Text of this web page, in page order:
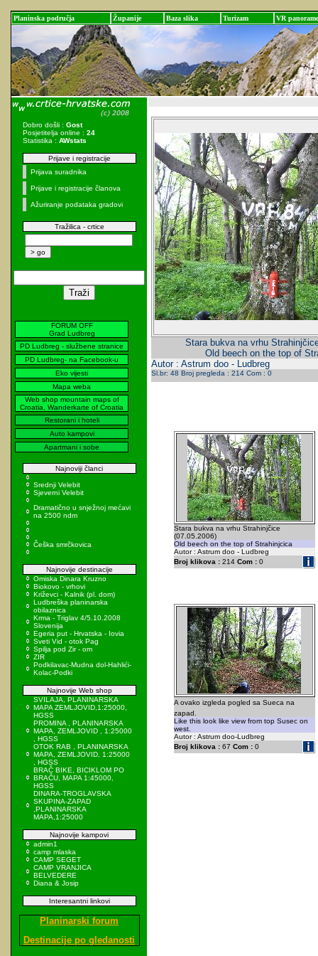
Planinska područja Županije Baza slika Turizam VR panorame
Dobro došli : Gost
Posjetitelja online : 24
Statistika : AWstats
Prijave i registracije
Prijava suradnika
Prijave i registracije članova
Ažuriranje podataka gradovi
Tražilica - crtice
FORUM OFF
Grad Ludbreg
PD Ludbreg - službene stranice
PD Ludbreg- na Facebook-u
Eko vijesti
Mapa weba
Web shop mountain maps of
Croatia, Wanderkarte of Croatia
Restorani i hoteli
Auto kampovi
Apartmani i sobe
Najnoviji članci
Srednji Velebit
Sjeverni Velebit
Dramatično u snježnoj mećavi
na 2500 ndm
Češka smrčkovica
Najnovije destinacije
Omiska Dinara Kruzno
Biokovo - vrhovi
Križevci - Kalnik (pl. dom)
Ludbreška planinarska
obilaznica
Krma - Triglav 4/5.10.2008
Slovenija
Egeria put - Hrvatska - Iovia
Sveti Vid - otok Pag
Spilja pod Zir - om
ZIR
Podkilavac-Mudna dol-Hahlići-
Kolac-Podki
Najnovije Web shop
SVILAJA, PLANINARSKA
MAPA ZEMLJOVID,1:25000,
HGSS
PROMINA , PLANINARSKA
MAPA, ZEMLJOVID , 1:25000
, HGSS
OTOK RAB , PLANINARSKA
MAPA, ZEMLJOVID, 1:25000
, HGSS
BRAČ BIKE, BICIKLOM PO
BRAČU, MAPA 1:45000,
HGSS
DINARA-TROGLAVSKA
SKUPINA-ZAPAD
,PLANINARSKA
MAPA,1:25000
Najnovije kampovi
admin1
camp mlaska
CAMP SEGET
CAMP VRANJICA
BELVEDERE
Diana & Josip
Interesantni linkovi
Planinarski forum
Destinacije po gledanosti
Stara bukva na vrhu
Old beech on the top of
Autor : Astrum doo - Ludbreg
Sl.br: 48 Broj pregleda : 214 Com : 0
Stara bukva na vrhu Strahinjčice
(07.05.2006)
Old beech on the top of Strahinjcica
Autor : Astrum doo - Ludbreg
Broj klikova :214 Com :0
A ovako izgleda pogled sa Sueca na
zapad.
Like this look like view from top Susec on
west.
Autor : Astrum doo-Ludbreg
Broj klikova :67 Com :0